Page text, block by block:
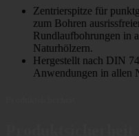
Zentrierspitze für
zum Bohren
Rundlaufbohrungen in
Naturhölzern.
Hergestellt nach DIN
Anwendungen in allen